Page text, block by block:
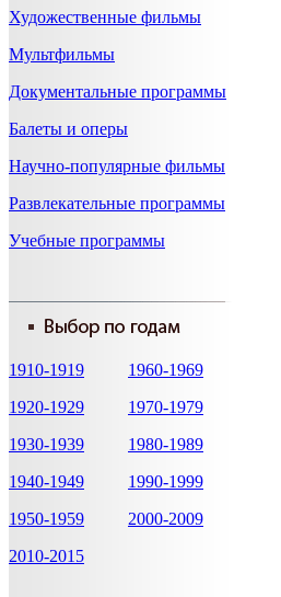
Художественные фильмы
Мультфильмы
Документальные программы
Балеты и оперы
Научно-популярные фильмы
Развлекательные программы
Учебные программы
1910-1919
1960-1969
1920-1929
1970-1979
1930-1939
1980-1989
1940-1949
1990-1999
1950-1959
2000-2009
2010-2015